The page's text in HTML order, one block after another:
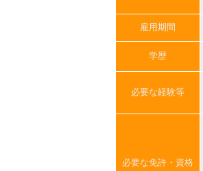
雇用期間
学歴
必要な経験等
必要な免許・資格